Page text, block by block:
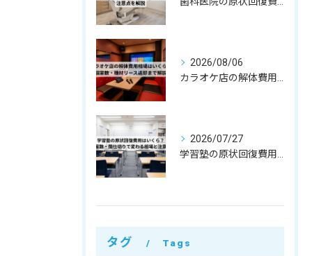
2026/08/06
2026/07/27
タグ Tags